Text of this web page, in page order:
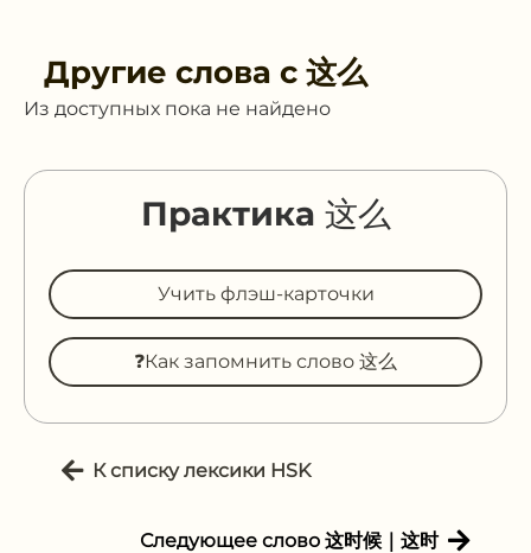
Другие слова с 这么
Из доступных пока не найдено
Практика 这么
Учить флэш-карточки
❓Как запомнить слово 这么
К списку лексики HSK
Следующее слово 这时候｜这时